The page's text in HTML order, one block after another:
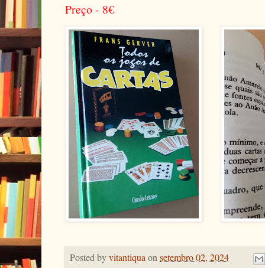
Preço - 8€
Posted byvitantiquaonsetembro 02, 2024